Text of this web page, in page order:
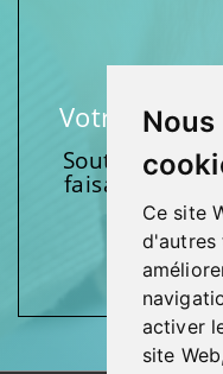
Ce site
d'autres
activer
site Web,
Votre
Soutenez
faisant un